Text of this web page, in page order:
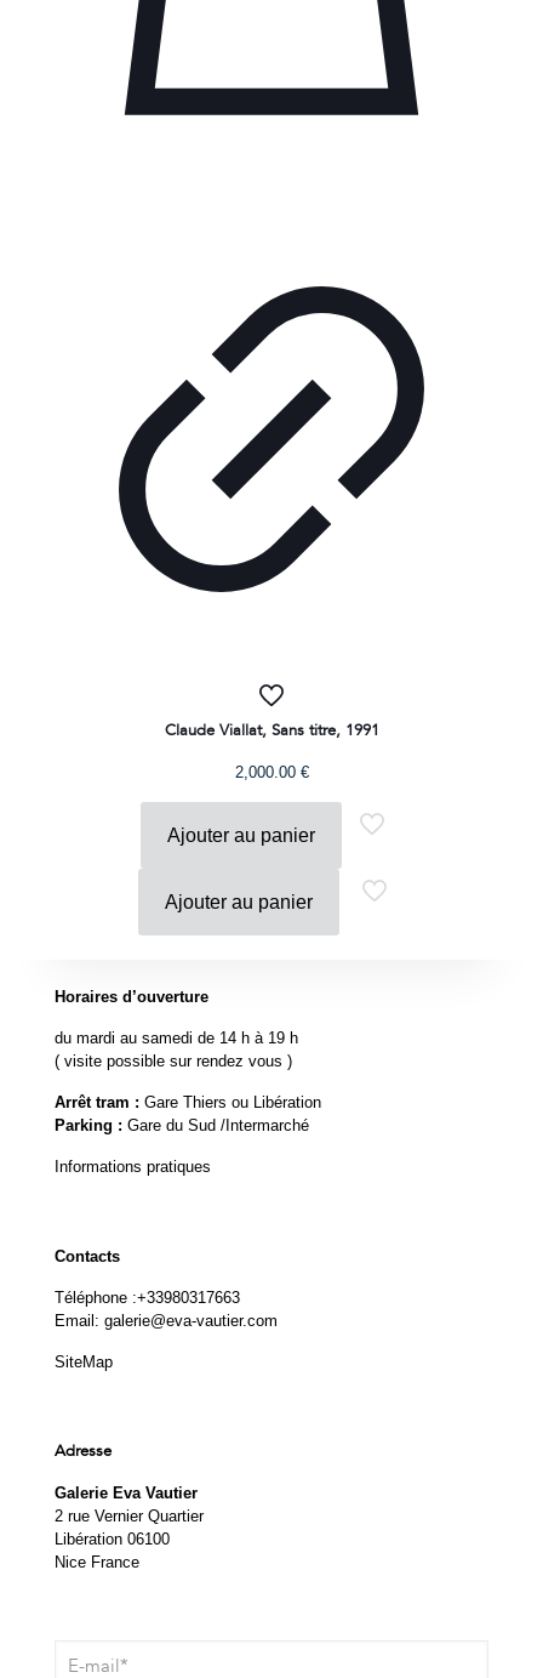
Claude Viallat, Sans titre, 1991
2,000.00 €
Ajouter au panier
Ajouter au panier
Horaires d’ouverture
du mardi au samedi de 14 h à 19 h
( visite possible sur rendez vous )
Arrêt tram : Gare Thiers ou Libération
Parking : Gare du Sud /Intermarché
Informations pratiques
Contacts
Téléphone :+33980317663
Email: galerie@eva-vautier.com
SiteMap
Adresse
Galerie Eva Vautier
2 rue Vernier Quartier
Libération 06100
Nice France